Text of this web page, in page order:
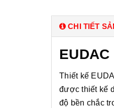
CHI TIẾT
Thiết kế
được thiết kế
độ bền chắc